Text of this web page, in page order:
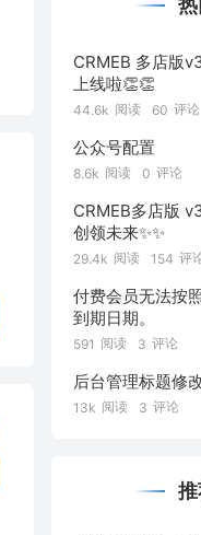
CRMEB 多店版
上线啦👏👏
44.6k 阅读 60 评论
公众号配置
8.6k 阅读 0 评论
CRMEB多店版
创领未来✨️✨️
29.4k 阅读 154 评
付费会员无法按
到期日期。
591 阅读 3 评论
后台管理标题修
13k 阅读 3 评论